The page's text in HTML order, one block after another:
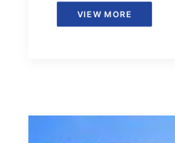
VIEW MORE